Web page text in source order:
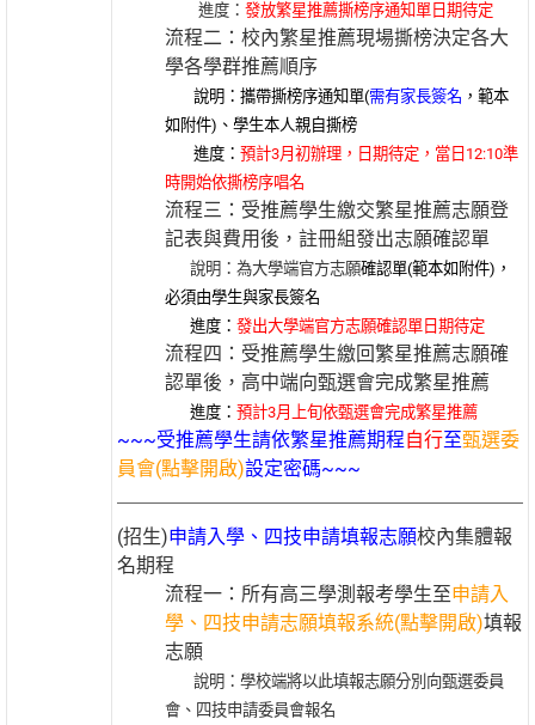
進度：發放繁星推薦撕榜序通知單日期待定
流程二：校內繁星推薦現場撕榜決定各大
學各學群推薦順序
說明：攜帶撕榜序通知單(需有家長簽名 ，範本
如附件)、學生本人親自撕榜
進度：預計3月初辦理，日期待定，當日12:10準
時開始依撕榜序唱名
流程三：受推薦學生繳交繁星推薦志願登
記表與費用後，註冊組發出志願確認單
說明：為大學端官方志願確認單(範本如附件)，
必須由學生與家長簽名
進度：發出大學端官方志願確認單日期待定
流程四：受推薦學生繳回繁星推薦志願確
認單後，高中端向甄選會完成繁星推薦
進度：預計3月上旬依甄選會完成繁星推薦
~~~受推薦學生請依繁星推薦期程自行至甄選委
員會(點擊開啟)設定密碼~~~
(招生)申請入學、四技申請填報志願校內集體報
名期程
流程一：所有高三學測報考學生至申請入
學、四技申請志願填報系統(點擊開啟)填報
志願
說明：學校端將以此填報志願分別向甄選委員
會、四技申請委員會報名